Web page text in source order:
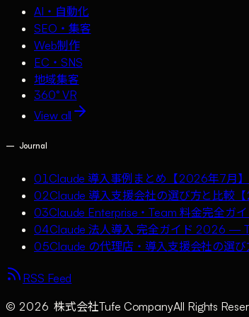
AI・自動化
SEO・集客
Web制作
EC・SNS
地域集客
360° VR
View all
— Journal
01 Claude 導入事例まとめ【2026年7月
02Claude 導入支援会社の選び方と比較
03Claude Enterprise・Team 料金完全ガ
04Claude 法人導入 完全ガイド 2026 —
05Claude の代理店・導入支援会社の選
RSS Feed
© 2026 株式会社Tufe CompanyAll Rights